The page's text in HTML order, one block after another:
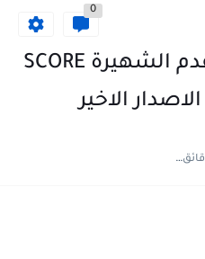
0
تحميل لعبة كرت القدم الشهيرة SCORE